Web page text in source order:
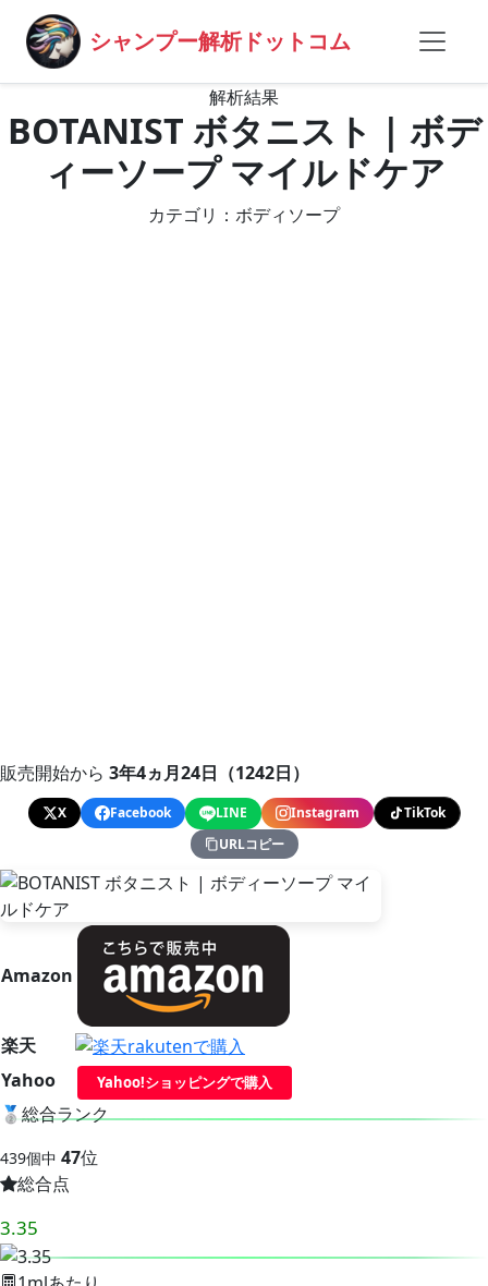
シャンプー解析ドットコム
解析結果
BOTANIST ボタニスト | ボデ
ィーソープ マイルドケア
カテゴリ：ボディソープ
販売開始から 3年4ヵ月24日（1242日）
X Facebook LINE Instagram
TikTok
URLコピー
Amazon
楽天
Yahoo
Yahoo!ショッピングで購入
🥈総合ランク
439個中 47位
総合点
3.35